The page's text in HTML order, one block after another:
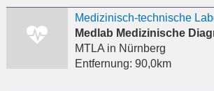
MTLAin Nürnberg
Entfernung: 90,0km